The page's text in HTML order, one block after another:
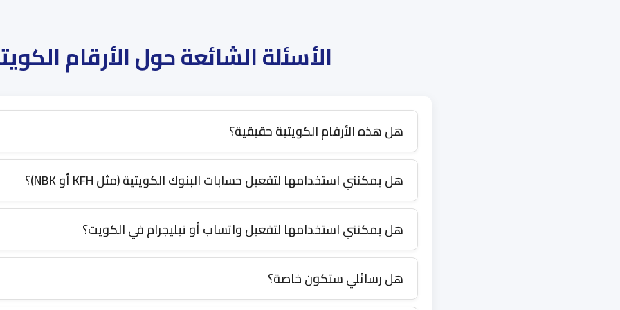
الأسئلة الشائعة حول الأرقام
هل هذه الأرقام الكويتية حقيقية؟
هل يمكنني استخدامها لتفعيل حسابات البنوك الكويتية (مثل KFH أو NBK)؟
هل يمكنني استخدامها لتفعيل واتساب أو تيليجرام في الكويت؟
هل رسائلي ستكون خاصة؟